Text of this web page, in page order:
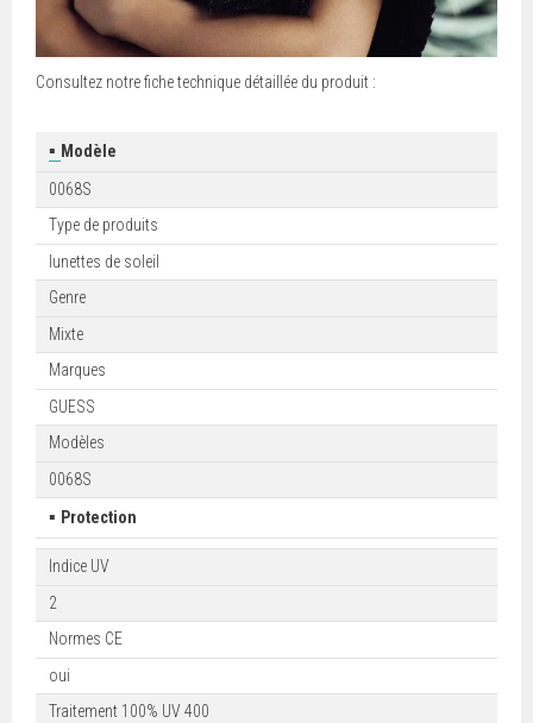
Consultez notre fiche technique détaillée du produit :
▪ Modèle
0068S
Type de produits
lunettes de soleil
Genre
Mixte
Marques
GUESS
Modèles
0068S
▪ Protection
Indice UV
2
Normes CE
oui
Traitement 100% UV 400